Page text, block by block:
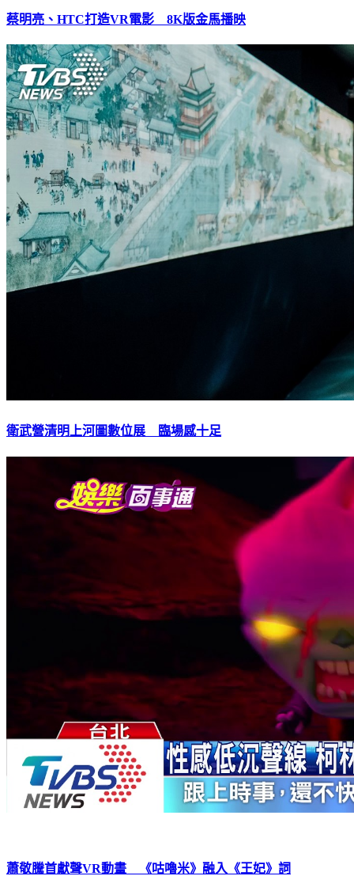
蔡明亮、HTC打造VR電影 8K版金馬播映
衛武營清明上河圖數位展 臨場感十足
蕭敬騰首獻聲VR動畫 《咕嚕米》融入《王妃》詞